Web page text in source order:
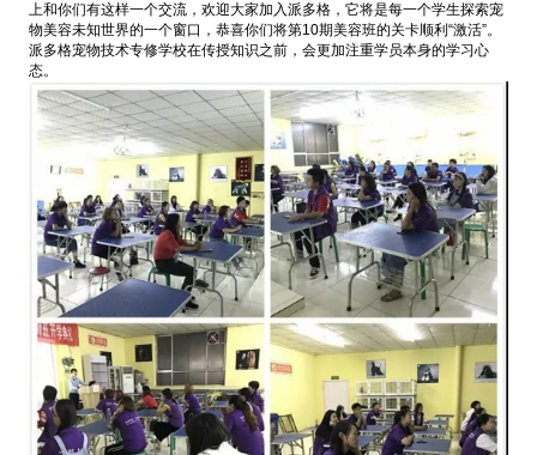
上和你们有这样一个交流，欢迎大家加入派多格，它将是每一个学生探索宠
物美容未知世界的一个窗口，恭喜你们将第10期美容班的关卡顺利“激活”。
派多格宠物技术专修学校在传授知识之前，会更加注重学员本身的学习心
态。